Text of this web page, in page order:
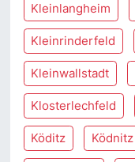
Kleinlangheim
Kleinrinderfeld
Kleinwallstadt
Klosterlechfeld
Köditz Ködnitz